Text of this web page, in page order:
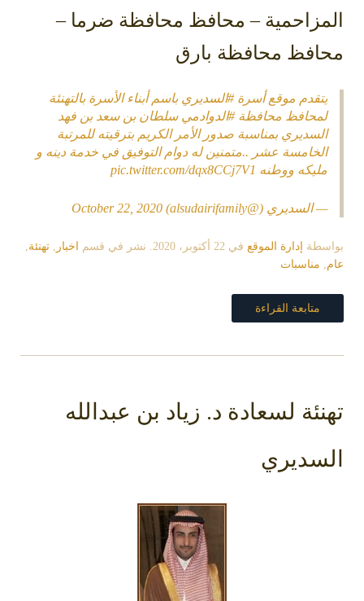
المزاحمية – محافظ محافظة ضرما –
محافظ محافظة بارق
يتقدم موقع أسرة#السديري باسم أبناء الأسرة بالتهنئة
لمحافظ محافظة#الدوادمي سلطان بن سعد بن فهد
السديري بمناسبة صدور الأمر الكريم بترقيته للمرتبة
الخامسة عشر ..متمنين له دوام التوفيق في خدمة دينه و
مليكه ووطنه pic.twitter.com/dqx8CCj7V1
— السديري (@alsudairifamily) October 22, 2020
بواسطة إدارة الموقع في 22 أكتوبر، 2020 . نشر في قسم اخبار , تهنئة,
عام, مناسبات
متابعة القراءة
تهنئة لسعادة د. زياد بن عبدالله
السديري